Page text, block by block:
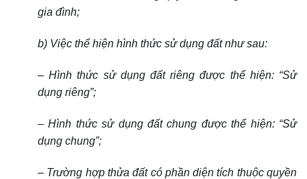
gia đình;
b) Việc thể hiện hình thức sử dụng đất như sau:
– Hình thức sử dụng đất riêng được thể hiện: “Sử
dụng riêng”;
– Hình thức sử dụng đất chung được thể hiện: “Sử
dụng chung”;
– Trường hợp thửa đất có phần diện tích thuộc quyền